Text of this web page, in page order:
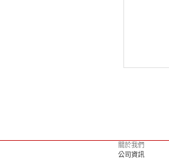
關於我們
公司資訊